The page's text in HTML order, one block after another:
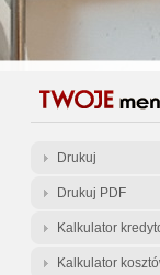
Gratis -
Drukuj
Drukuj PDF
Kalkulator
Kalkulator